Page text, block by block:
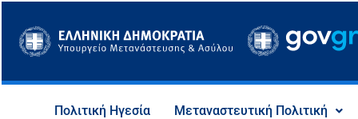
στο
περιεχόμενο
Πολιτική Ηγεσία Μεταναστευτική Πολιτική